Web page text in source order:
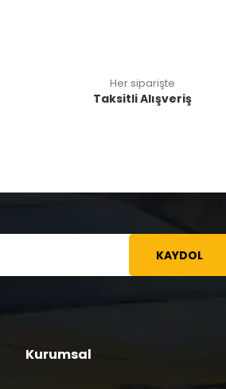
Her siparişte
Taksitli Alışveriş
KAYDOL
Kurumsal